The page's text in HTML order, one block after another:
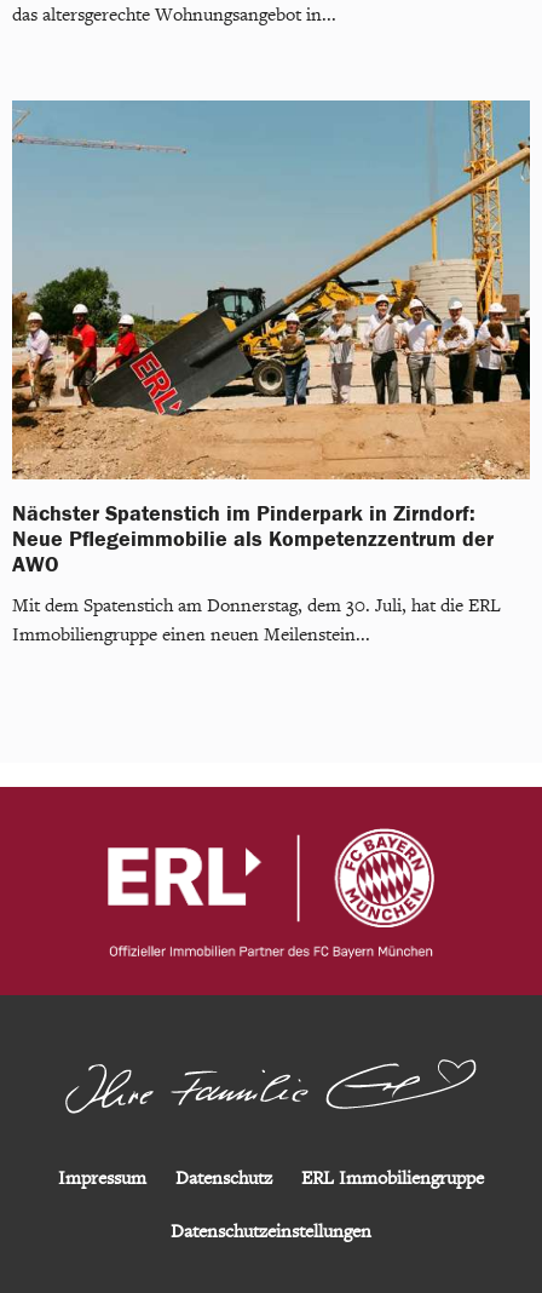
das altersgerechte Wohnungsangebot in...
Nächster Spatenstich im Pinderpark in Zirndorf:
Neue Pflegeimmobilie als Kompetenzzentrum der
AWO
Mit dem Spatenstich am Donnerstag, dem 30. Juli, hat die ERL
Immobiliengruppe einen neuen Meilenstein...
Impressum Datenschutz ERL Immobiliengruppe
Datenschutzeinstellungen